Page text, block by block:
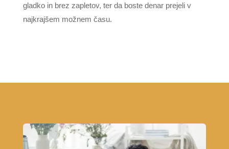
gladko in brez zapletov, ter da boste denar prejeli v
najkrajšem možnem času.